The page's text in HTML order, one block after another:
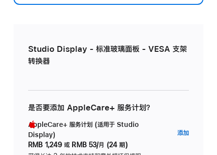
Studio Display - 标准玻璃面板 - VESA 支架
转换器
是否要添加 AppleCare+ 服务计划？
AppleCare+ 服务计划 (适用于 Studio
Display)
RMB 1,249 或 RMB 53/月 (24 期)
添加